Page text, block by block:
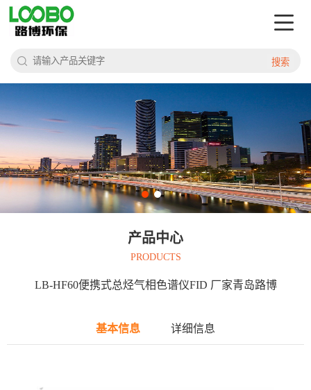
搜索
产品中心
PRODUCTS
LB-HF60便携式总烃气相色谱仪FID 厂家青岛路博
基本信息 详细信息